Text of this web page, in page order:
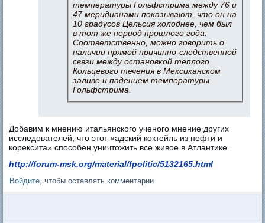
температуры Гольфстрима между 76 и
47 меридианами показывают, что он на
10 градусов Цельсия холоднее, чем был
в тот же период прошлого года.
Соответственно, можно говорить о
наличии прямой причинно-следственной
связи между остановкой теплого
Кольцевого течения в Мексиканском
заливе и падением температуры
Гольфстрима.
Добавим к мнению итальянского ученого мнение других
исследователей, что этот «адский коктейль из нефти и
корексита» способен уничтожить все живое в Атлантике.
http://forum-msk.org/material/fpolitic/5132165.html
Войдите , чтобы оставлять комментарии